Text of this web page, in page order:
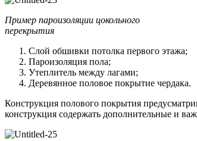
Пример пароизоляции цокольного
перекрытия
Слой обшивки потолка первого этажа;
Пароизоляция пола;
Утеплитель между лагами;
Деревянное половое покрытие чердака.
Конструкция полового покрытия
конструкция содержать дополнительные и